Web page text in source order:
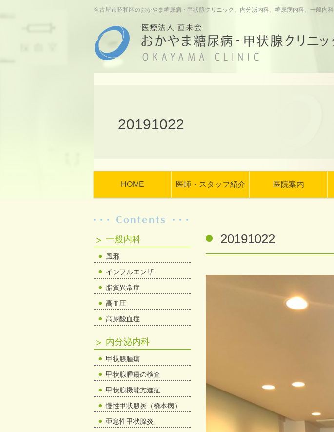
名古屋市昭和区のおかやま糖尿病・甲状腺クリニック、内分泌内科、糖尿病内科、一般内科
20191022
HOME 医師・スタッフ紹介 医院案内
一般内科
風邪
インフルエンザ
脂質異常症
高血圧
高尿酸血症
内分泌内科
甲状腺腫瘍
甲状腺腫瘍の検査
甲状腺機能亢進症
慢性甲状腺炎（橋本病）
亜急性甲状腺炎
20191022